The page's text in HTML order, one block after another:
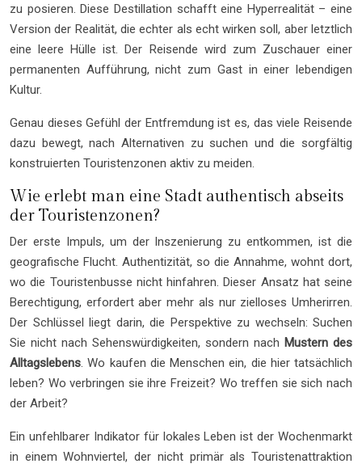
zu posieren. Diese Destillation schafft eine Hyperrealität – eine
Version der Realität, die echter als echt wirken soll, aber letztlich
eine leere Hülle ist. Der Reisende wird zum Zuschauer einer
permanenten Aufführung, nicht zum Gast in einer lebendigen
Kultur.
Genau dieses Gefühl der Entfremdung ist es, das viele Reisende
dazu bewegt, nach Alternativen zu suchen und die sorgfältig
konstruierten Touristenzonen aktiv zu meiden.
Wie erlebt man eine Stadt authentisch abseits
der Touristenzonen?
Der erste Impuls, um der Inszenierung zu entkommen, ist die
geografische Flucht. Authentizität, so die Annahme, wohnt dort,
wo die Touristenbusse nicht hinfahren. Dieser Ansatz hat seine
Berechtigung, erfordert aber mehr als nur zielloses Umherirren.
Der Schlüssel liegt darin, die Perspektive zu wechseln: Suchen
Sie nicht nach Sehenswürdigkeiten, sondern nach Mustern des
Alltagslebens. Wo kaufen die Menschen ein, die hier tatsächlich
leben? Wo verbringen sie ihre Freizeit? Wo treffen sie sich nach
der Arbeit?
Ein unfehlbarer Indikator für lokales Leben ist der Wochenmarkt
in einem Wohnviertel, der nicht primär als Touristenattraktion